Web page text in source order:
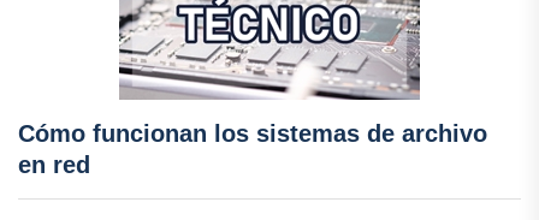
Cómo funcionan los sistemas de archivo
en red